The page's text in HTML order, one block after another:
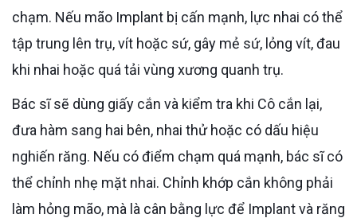
chạm. Nếu mão Implant bị cấn mạnh, lực nhai có thể
tập trung lên trụ, vít hoặc sứ, gây mẻ sứ, lỏng vít, đau
khi nhai hoặc quá tải vùng xương quanh trụ.
Bác sĩ sẽ dùng giấy cắn và kiểm tra khi Cô cắn lại,
đưa hàm sang hai bên, nhai thử hoặc có dấu hiệu
nghiến răng. Nếu có điểm chạm quá mạnh, bác sĩ có
thể chỉnh nhẹ mặt nhai. Chỉnh khớp cắn không phải
làm hỏng mão, mà là cân bằng lực để Implant và răng